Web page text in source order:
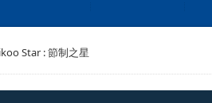
Star : 節制之星